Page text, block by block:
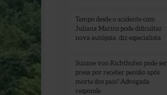
Tempo desde o acidente com
Juliana Marins pode dificultar
nova autópsia, diz especialista
Suzane von Richthofen pode ser
presa por receber pensão após
morte dos pais? Advogada
responde